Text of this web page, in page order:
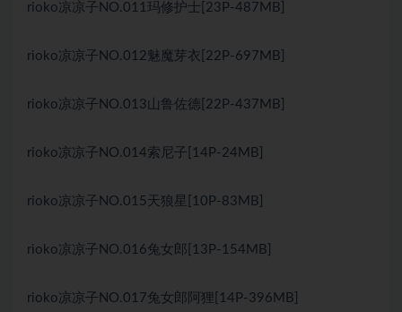
rioko凉凉子NO.011玛修护士[23P-487MB]
rioko凉凉子NO.012魅魔芽衣[22P-697MB]
rioko凉凉子NO.013山鲁佐德[22P-437MB]
rioko凉凉子NO.014索尼子[14P-24MB]
rioko凉凉子NO.015天狼星[10P-83MB]
rioko凉凉子NO.016兔女郎[13P-154MB]
rioko凉凉子NO.017兔女郎阿狸[14P-396MB]